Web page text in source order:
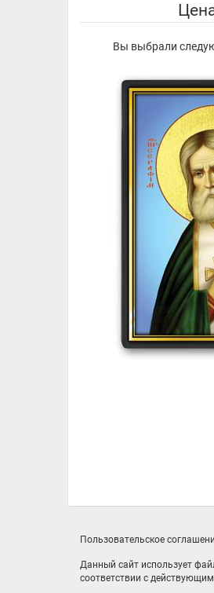
Вы выбрали
Пользовательское
Данный сайт использует
соответствии с